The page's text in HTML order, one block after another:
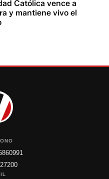
Católica vence a
y mantiene vivo el